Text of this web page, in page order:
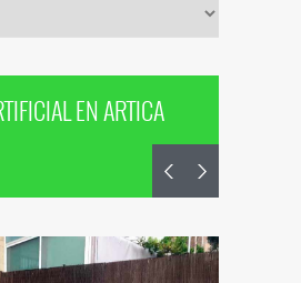
EN ARTICA